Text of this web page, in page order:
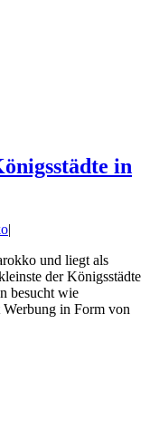
in
|
und liegt als
der Königsstädte
besucht wie
in Form von